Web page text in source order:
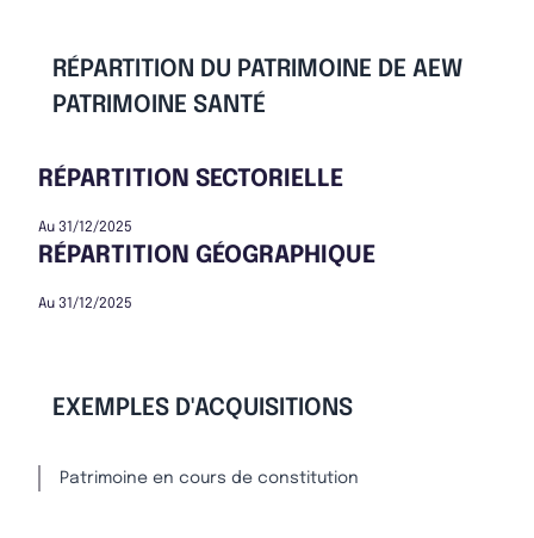
RÉPARTITION DU PATRIMOINE DE AEW
PATRIMOINE SANTÉ
RÉPARTITION SECTORIELLE
Au 31/12/2025
RÉPARTITION GÉOGRAPHIQUE
Au 31/12/2025
EXEMPLES D'ACQUISITIONS
Patrimoine en cours de constitution